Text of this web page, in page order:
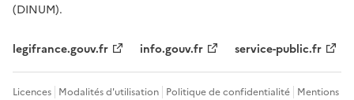
(DINUM).
legifrance.gouv.fr info.gouv.fr service-public.fr
Licences Modalités d'utilisation Politique de confidentialité Mentions